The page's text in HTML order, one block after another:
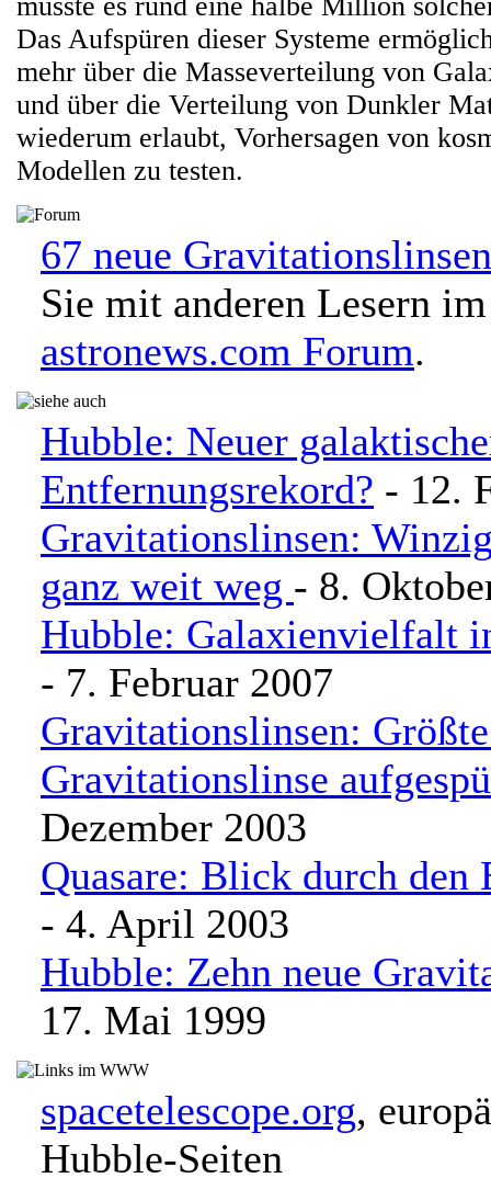
Das Aufspüren dieser Systeme
mehr über die Masseverteilung von
und über die Verteilung von Dunkler
wiederum erlaubt, Vorhersagen von
Modellen zu testen.
67 neue
Sie mit anderen Lesern im
astronews.com Forum.
Hubble: Neuer
Entfernungsrekord? - 12.
Gravitationslinsen:
ganz weit weg - 8.
Hubble: Galaxienvielfalt
- 7. Februar 2007
Gravitationslinsen:
Gravitationslinse
Dezember 2003
Quasare: Blick durch den
- 4. April 2003
Hubble: Zehn neue
17. Mai 1999
spacetelescope.org,
Hubble-Seiten